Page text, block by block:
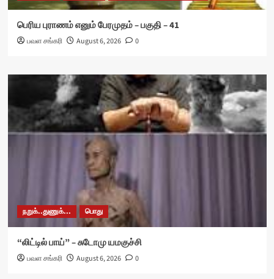
பெரிய புராணம் எனும் பேரமுதம் – பகுதி – 41
பவள சங்கரி August 6, 2026 0
நறுக்..துணுக்... பொது
“லிட்டில் பாய்” – சுடோமு யமகுச்சி
பவள சங்கரி August 6, 2026 0